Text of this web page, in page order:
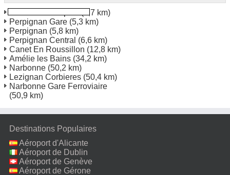
(1,7 km)
Perpignan Gare (5,3 km)
Perpignan (5,8 km)
Perpignan Central (6,6 km)
Canet En Roussillon (12,8 km)
Amélie les Bains (34,2 km)
Narbonne (50,2 km)
Lezignan Corbieres (50,4 km)
Narbonne Gare Ferroviaire
(50,9 km)
Destinations Populaires
Aéroport d'Alicante
Aéroport de Dublin
Aéroport de Genève
Aéroport de Gérone